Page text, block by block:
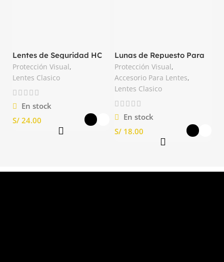
Lentes de Seguridad HC
Importado
Protección Visual,
Lentes Clasico
En stock
S/
Lunas de Repuesto Para
Lentes de Seguridad Doc.
Protección Visual,
Accesorio Para Lentes,
Lentes Clasico
En stock
S/